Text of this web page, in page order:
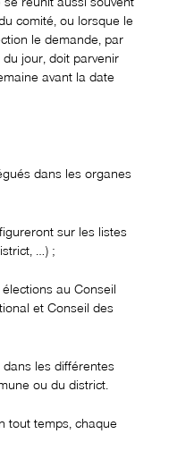
comité, ou lorsque le
le demande, par
du jour, doit parvenir
avant la date
dans les organes
sur les listes
…) ;
au Conseil
et Conseil des
les différentes
ou du district.
tout temps, chaque